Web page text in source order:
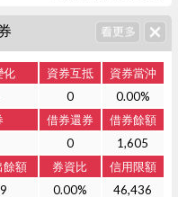
化 資券互抵
資券當沖
0
0.00%
借券還券
借券餘額
0
1,605
餘額 券資比
信用限額
0.00% 46,436